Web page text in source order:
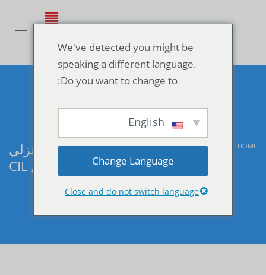
HOME
NON CLASSÉ طبيب منزلي من CIL
طبيب منزلي
من CIL
We've detected you might be
speaking a different language.
Do you want to change to:
Change Language
Close and do not switch language